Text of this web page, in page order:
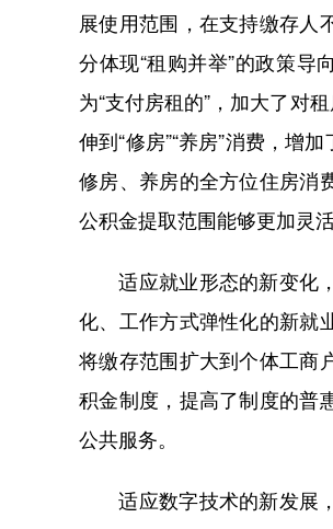
展使用范围，在支持缴存人
分体现“租购并举”的政策导
为“支付房租的”，加大了对
伸到“修房”“养房”消费，增
修房、养房的全方位住房消
公积金提取范围能够更加灵
适应就业形态的新变化，
化、工作方式弹性化的新就
将缴存范围扩大到个体工商
积金制度，提高了制度的普
公共服务。
适应数字技术的新发展，